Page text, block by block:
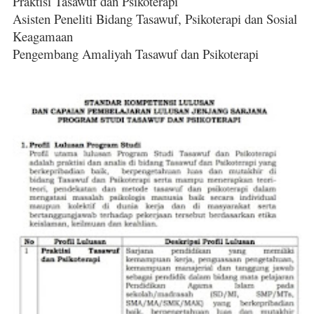
Asisten Peneliti Bidang Tasawuf, Psikoterapi dan Sosial
Keagamaan
Pengembang Amaliyah Tasawuf dan Psikoterapi